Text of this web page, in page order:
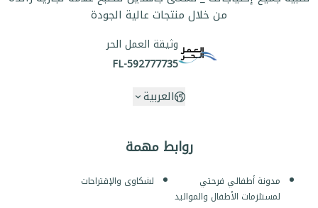
روابط مهمة
مدونة أطفالي فرحتي
لمستلزمات الأطفال والمواليد
لشكاوى والإقتراحات
من خلال منتجات عالية الجودة
وثيقة العمل الحر
FL-592777735
العربية